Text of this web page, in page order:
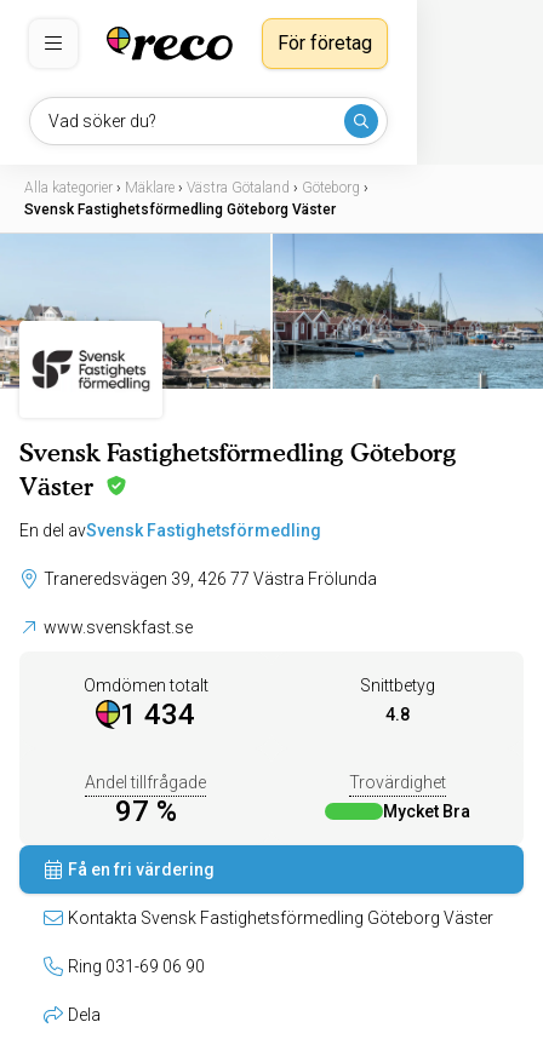
Vad söker du?
För företag
Alla kategorier › Mäklare › Västra Götaland › Göteborg ›
Svensk Fastighetsförmedling Göteborg Väster
Svensk Fastighetsförmedling Göteborg
Väster
En del avSvensk Fastighetsförmedling
Traneredsvägen 39, 426 77 Västra Frölunda
www.svenskfast.se
Omdömen totalt
1 434
Snittbetyg
4.8
Andel tillfrågade
97 %
Trovärdighet
Mycket Bra
Få en fri värdering
Kontakta Svensk Fastighetsförmedling Göteborg Väster
Ring 031-69 06 90
Dela